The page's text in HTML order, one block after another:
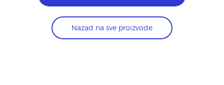
Nazad na sve proizvode